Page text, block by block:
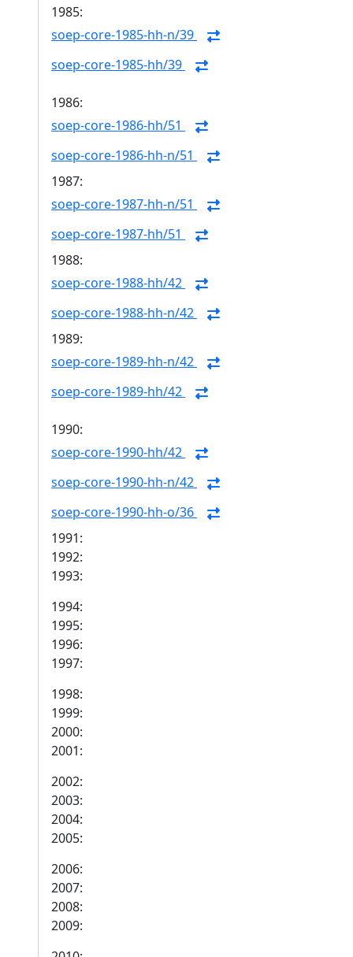
1985:
soep-core-1985-hh-n/39
soep-core-1985-hh/39
1986:
soep-core-1986-hh/51
soep-core-1986-hh-n/51
1987:
soep-core-1987-hh-n/51
soep-core-1987-hh/51
1988:
soep-core-1988-hh/42
soep-core-1988-hh-n/42
1989:
soep-core-1989-hh-n/42
soep-core-1989-hh/42
1990:
soep-core-1990-hh/42
soep-core-1990-hh-n/42
soep-core-1990-hh-o/36
1991:
1992:
1993:
1994:
1995:
1996:
1997:
1998:
1999:
2000:
2001:
2002:
2003:
2004:
2005:
2006:
2007:
2008:
2009: